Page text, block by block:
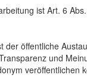
ist Art. 6
der öffentliche
und
veröffentlichen